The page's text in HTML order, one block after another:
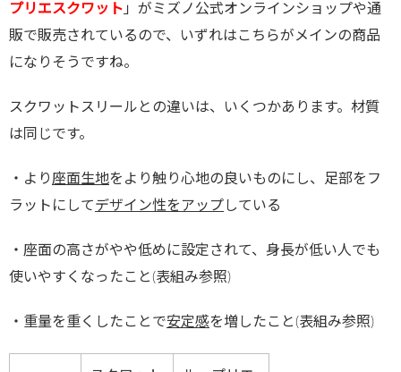
プリエスクワット 」がミズノ公式オンラインショップや通
販で販売されているので、いずれはこちらがメインの商品
になりそうですね。
スクワットスリールとの違いは、いくつかあります。材質
は同じです。
・より 座面生地をより触り心地の良いものにし、足部をフ
ラットにしてデザイン性をアップしている
・座面の高さがやや低めに設定されて、身長が低い人でも
使いやすくなったこと(表組み参照)
・重量を重くしたことで安定感を増したこと(表組み参照)